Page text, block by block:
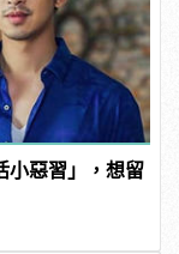
小惡習」，想留